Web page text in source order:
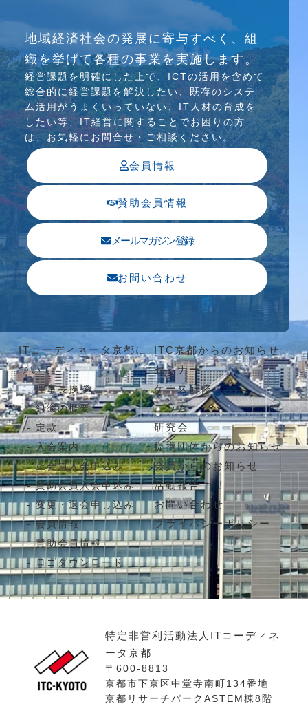
介護ソリューション研究会、WEB/SNS研究会を
行っています
地域経済社会の発展に寄与すべく、組
織を挙げて各種の事業を実施します。
経営課題を明確にした上で、ICTの活⽤を含めて
総合的に経営課題を解決したい、既存のシステ
ム活⽤がうまくいっていない、IT⼈材の育成を
したい等、IT経営に関することでお困りの⽅
は、お気軽にお問合せ・ご相談ください。
会員情報
賛助会員情報
メールマガジン登録
お問い合わせ
ITコーディネータ京都に
ついて
理事長挨拶
組織の概要
定款
入会案内
正会員入会申込み
賛助会員入会申込み
変更・退会申し込み
会員情報
賛助会員情報
ロゴダウンロード
ITC京都からのお知らせ
セミナー
ケース研修
コラム
研究会
提携団体からのお知らせ
会員からのお知らせ
活動報告
お問い合わせ
プライバシーポリシー
特定非営利活動法人ITコーディネ
ータ京都
〒600-8813
京都市下京区中堂寺南町134番地
京都リサーチパークASTEM棟8階